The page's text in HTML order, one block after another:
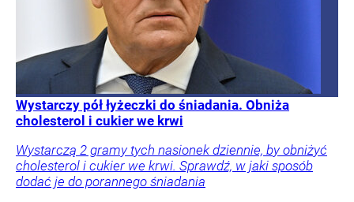
Wystarczy pół łyżeczki do śniadania. Obniża
cholesterol i cukier we krwi
Wystarczą 2 gramy tych nasionek dziennie, by obniżyć
cholesterol i cukier we krwi. Sprawdź, w jaki sposób
dodać je do porannego śniadania